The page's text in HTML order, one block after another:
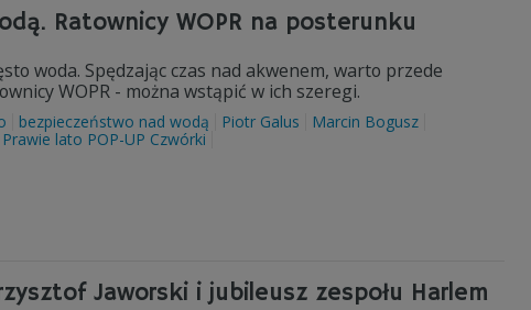
Ratownicy WOPR na posterunku
woda. Spędzając czas nad akwenem, warto przede
WOPR - można wstąpić w ich szeregi.
bezpieczeństwo nad wodą Piotr Galus
Marcin Bogusz
Prawie lato POP-UP Czwórki
Jaworski i jubileusz zespołu Harlem